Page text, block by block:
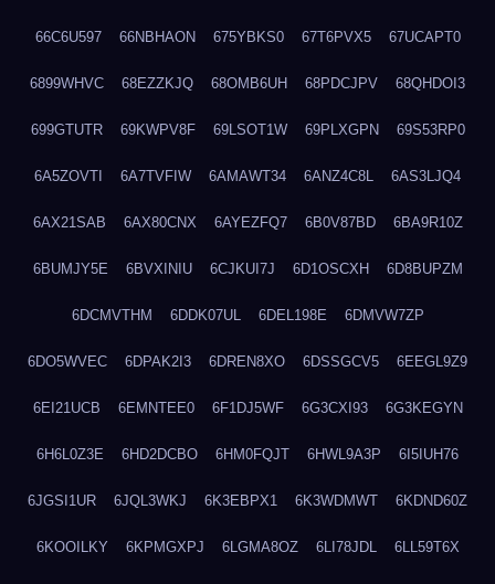
66C6U597 66NBHAON 675YBKS0 67T6PVX5 67UCAPT0
6899WHVC 68EZZKJQ 68OMB6UH 68PDCJPV 68QHDOI3
699GTUTR 69KWPV8F 69LSOT1W 69PLXGPN 69S53RP0
6A5ZOVTI 6A7TVFIW 6AMAWT34 6ANZ4C8L 6AS3LJQ4
6AX21SAB 6AX80CNX 6AYEZFQ7 6B0V87BD 6BA9R10Z
6BUMJY5E 6BVXINIU 6CJKUI7J 6D1OSCXH 6D8BUPZM
6DCMVTHM 6DDK07UL 6DEL198E 6DMVW7ZP
6DO5WVEC 6DPAK2I3 6DREN8XO 6DSSGCV5 6EEGL9Z9
6EI21UCB 6EMNTEE0 6F1DJ5WF 6G3CXI93 6G3KEGYN
6H6L0Z3E 6HD2DCBO 6HM0FQJT 6HWL9A3P 6I5IUH76
6JGSI1UR 6JQL3WKJ 6K3EBPX1 6K3WDMWT 6KDND60Z
6KOOILKY 6KPMGXPJ 6LGMA8OZ 6LI78JDL 6LL59T6X